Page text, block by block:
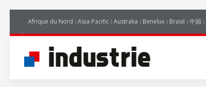
Afrique du Nord Asia-Pacific Australia Benelux Brasil 中国